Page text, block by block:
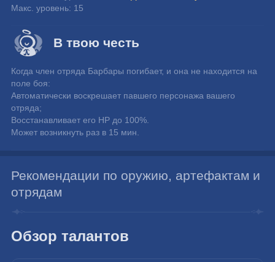
Макс. уровень: 15
В твою честь
Когда член отряда Барбары погибает, и она не находится на
поле боя:
Автоматически воскрешает павшего персонажа вашего
отряда;
Восстанавливает его HP до 100%.
Может возникнуть раз в 15 мин.
Рекомендации по оружию, артефактам и
отрядам
Обзор талантов